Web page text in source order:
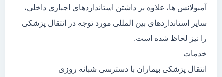
آمبولانس ها، علاوه بر داشتن استانداردهای اجباری داخلی،
سایر استانداردهای بین المللی مورد توجه در انتقال پزشکی
را نیز لحاظ شده است.
خدمات
انتقال پزشکی بیماران با دسترسی شبانه روزی